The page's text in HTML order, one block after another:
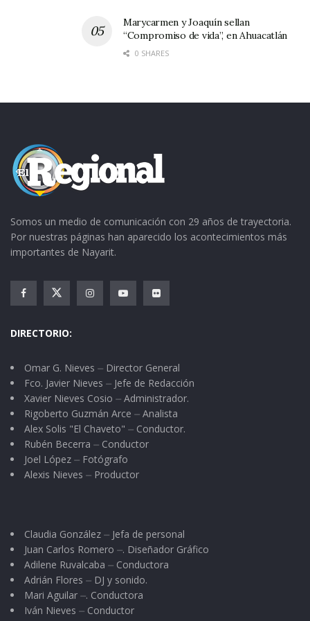
Marycarmen y Joaquín sellan
“Compromiso de vida”, en Ahuacatlán
0 SHARES
Somos un medio de comunicación con 29 años de trayectoria.
Por nuestras páginas han aparecido los acontecimientos más
importantes de Nayarit.
DIRECTORIO:
Omar G. Nieves ⏤ Director General
Fco. Javier Nieves ⏤ Jefe de Redacción
Xavier Nieves Cosio ⏤ Administrador.
Rigoberto Guzmán Arce ⏤ Analista
Alex Solis "El Chaveto" ⏤ Conductor.
Rubén Becerra ⏤ Conductor
Joel López ⏤ Fotógrafo
Alexis Nieves ⏤ Productor
Claudia González ⏤ Jefa de personal
Juan Carlos Romero ⏤. Diseñador Gráfico
Adilene Ruvalcaba ⏤ Conductora
Adrián Flores ⏤ DJ y sonido.
Mari Aguilar ⏤. Conductora
Iván Nieves ⏤ Conductor